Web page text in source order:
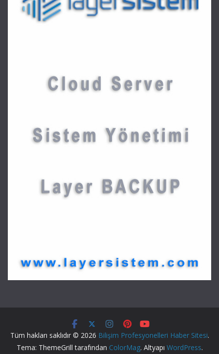
Tüm hakları saklıdır © 2026 Bilişim Profesyonelleri Haber Sitesi.
Tema: ThemeGrill tarafından ColorMag. Altyapı WordPress.